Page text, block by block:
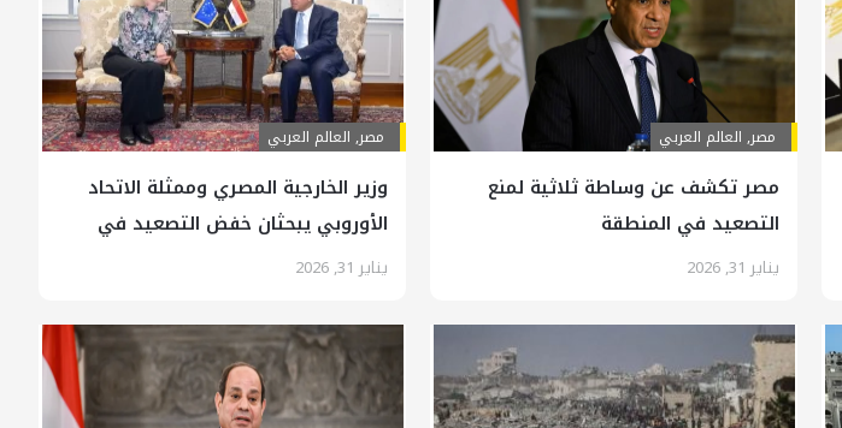
مصر, العالم العربي
مصر تكشف عن وساطة ثلاثية لمنع
التصعيد في المنطقة
يناير 31, 2026
مصر, العالم العربي
وزير الخارجية المصري وممثلة الاتحاد
الأوروبي يبحثان خفض التصعيد في
المنطقة
يناير 31, 2026